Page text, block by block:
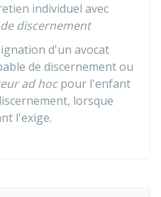
individuel avec
discernement
d'un avocat
de discernement ou
ad hocpour l'enfant
lorsque
l'exige.